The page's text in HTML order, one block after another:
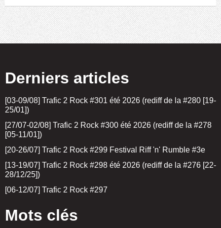
Derniers articles
[03-09/08] Trafic 2 Rock #301 été 2026 (rediff de la #280 [19-
25/01])
[27/07-02/08] Trafic 2 Rock #300 été 2026 (rediff de la #278
[05-11/01])
[20-26/07] Trafic 2 Rock #299 Festival Riff 'n' Rumble #3e
[13-19/07] Trafic 2 Rock #298 été 2026 (rediff de la #276 [22-
28/12/25])
[06-12/07] Trafic 2 Rock #297
Mots clés